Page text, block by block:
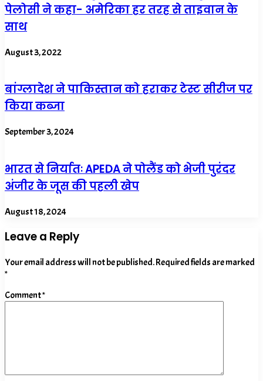
पेलोसी ने कहा- अमेरिका हर तरह से ताइवान के
साथ
August 3, 2022
बांग्लादेश ने पाकिस्तान को हराकर टेस्ट सीरीज पर
किया कब्जा
September 3, 2024
भारत से निर्यातः APEDA ने पोलैंड को भेजी पुरंदर
अंजीर के जूस की पहली खेप
August 18, 2024
Leave a Reply
Your email address will not be published.Required fields are marked
*
Comment*